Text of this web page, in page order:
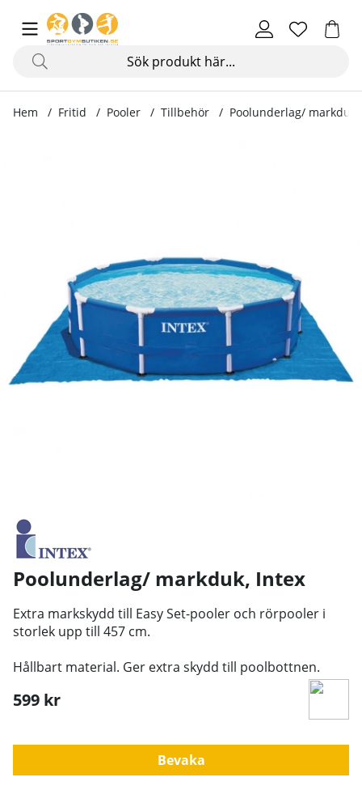
Hem Fritid Pooler Tillbehör Poolunderlag/ markduk
Poolunderlag/ markduk, Intex
Extra markskydd till Easy Set-pooler och rörpooler i
storlek upp till 457 cm.
Hållbart material. Ger extra skydd till poolbottnen.
599 kr
Bevaka